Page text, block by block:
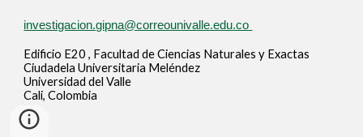
investigacion.gipna@correounivalle.edu.co
Edificio E20 , Facultad de Ciencias Naturales y Exactas
Ciudadela Universitaria Meléndez
Universidad del Valle
Cali, Colombia